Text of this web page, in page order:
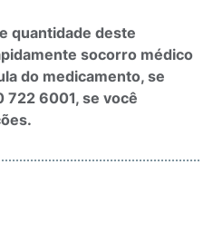
quantidade deste
socorro médico
do medicamento, se
722 6001, se você